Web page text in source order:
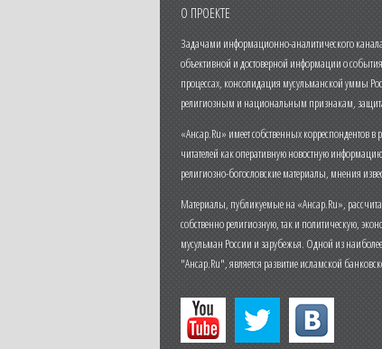
О ПРОЕКТЕ
Задачами информационно-аналитического канала
объективной и достоверной информации о
процессах, консолидация мусульманской уммы
религиозным и национальным признакам,
«Ансар.Ru» имеет собственных корреспондентов
читателей как оперативную новостную
религиозно-богословские материалы, мнения
Материалы, публикуемые на «Ансар.Ru»,
собственно религиозную, так и политическую,
мусульман России и зарубежья. Одной из
"Ансар.Ru", является развитие исламской